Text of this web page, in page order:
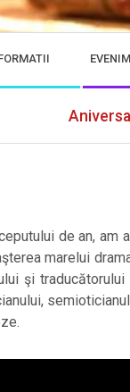
de an, am
marelui
şi